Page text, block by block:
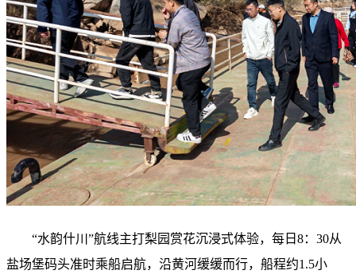
“水韵什川”航线主打梨园赏花沉浸式体验，每日8：30从
盐场堡码头准时乘船启航，沿黄河缓缓而行，船程约1.5小